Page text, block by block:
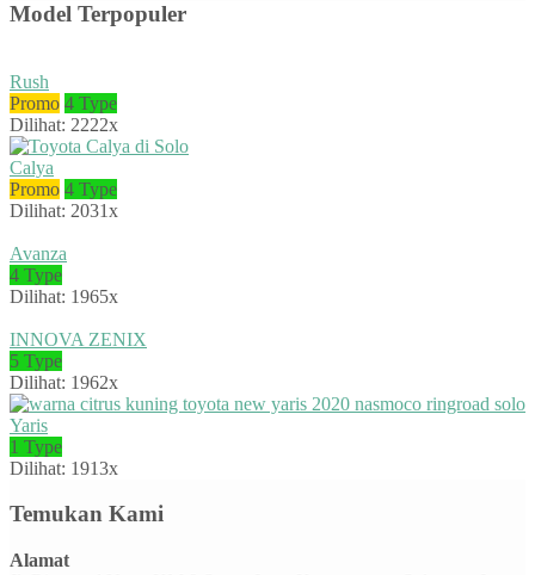
Model Terpopuler
Rush
Promo 4 Type
Dilihat: 2222x
Calya
Promo 4 Type
Dilihat: 2031x
Avanza
4 Type
Dilihat: 1965x
INNOVA ZENIX
5 Type
Dilihat: 1962x
Yaris
1 Type
Dilihat: 1913x
Temukan Kami
Alamat